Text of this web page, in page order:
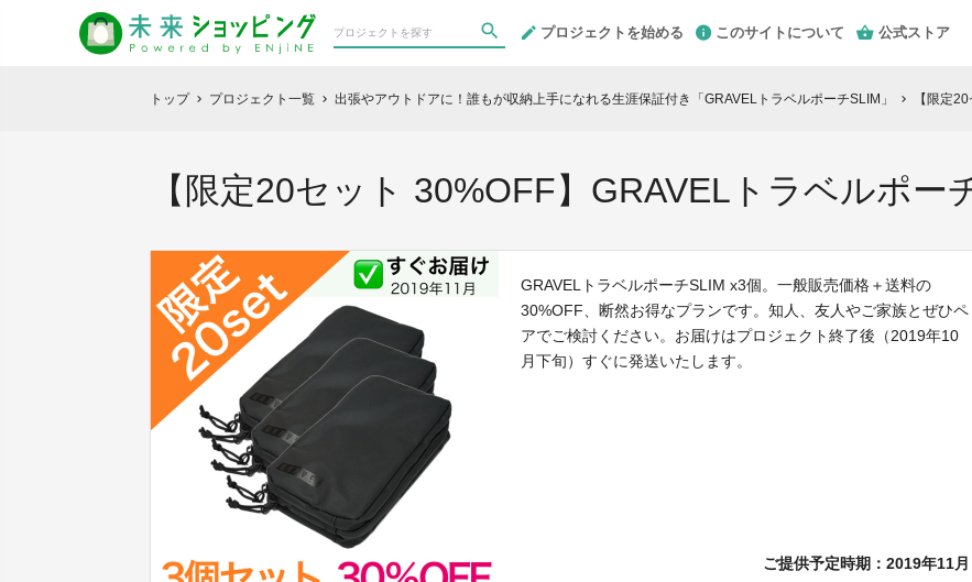
プロジェクトを始める このサイトについて 公式ストア
トップ chevron_right プロジェクト一覧 chevron_right 出張やアウトドアに！誰もが収納上手になれる生涯保証付き「GRAVELトラベルポーチSLIM」 chevron_right 【限定
【限定20セット 30%OFF】GRAVELトラベルポー
GRAVELトラベルポーチSLIM x3個。一般販売価格＋送料の
30%OFF、断然お得なプランです。知人、友人やご家族とぜひペ
アでご検討ください。お届けはプロジェクト終了後（2019年10
月下旬）すぐに発送いたします。
ご提供予定時期：2019年11月